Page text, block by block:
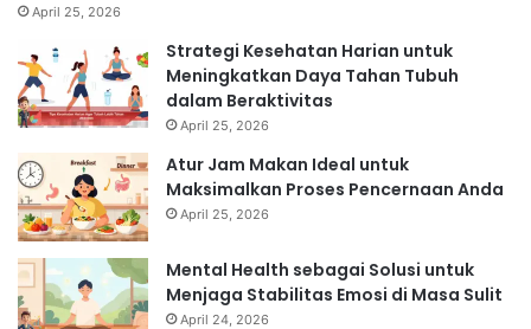
April 25, 2026
Strategi Kesehatan Harian untuk
Meningkatkan Daya Tahan Tubuh
dalam Beraktivitas
April 25, 2026
Atur Jam Makan Ideal untuk
Maksimalkan Proses Pencernaan Anda
April 25, 2026
Mental Health sebagai Solusi untuk
Menjaga Stabilitas Emosi di Masa Sulit
April 24, 2026